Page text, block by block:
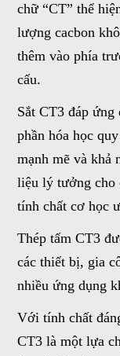
chữ “CT” thể
lượng cacbon
thêm vào phía
cấu.
Sắt CT3 đáp ứng
phần hóa học
mạnh mẽ và khả
liệu lý tưởng cho
tính chất cơ học
Thép tấm CT3
các thiết bị, gia
nhiều ứng dụng
Với tính chất
CT3 là một lựa